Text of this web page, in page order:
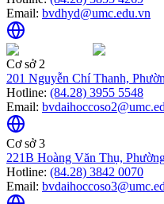
Email: bvdhyd@umc.edu.vn
Cơ sở 2
201 Nguyễn Chí Thanh,
Hotline: (84.28) 3955 5548
Email:
Cơ sở 3
221B Hoàng Văn Thụ,
Hotline: (84.28) 3842 0070
Email: